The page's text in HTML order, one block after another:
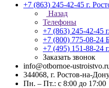
+7 (863) 245-42-45 г.
Назад
Телефоны
+7 (863) 245-42-45
+7 (800) 775-08-24
+7 (495) 151-88-24
Заказать звонок
info@otbornoe-
344068, г. Ростов-на-
Пн. – Пт.: с 8:00 до 17:00